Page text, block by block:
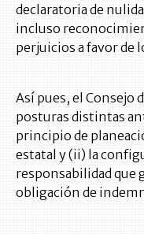
declaratoria de
incluso
perjuicios a favor de
Así pues, el Consejo
posturas distintas
principio de
estatal y (ii) la
responsabilidad que
obligación de